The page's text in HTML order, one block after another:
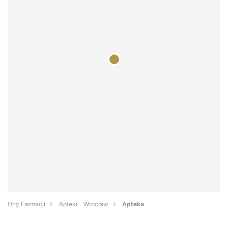
Orły Farmacji Apteki - Wrocław Apteka